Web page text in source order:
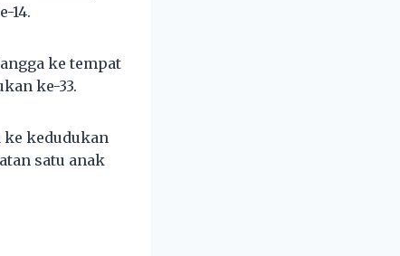
14.
ke tempat
ke-33.
kedudukan
satu anak